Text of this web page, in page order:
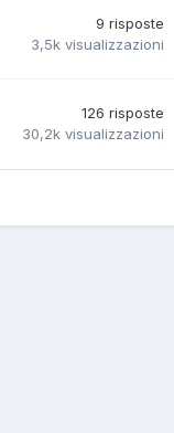
9 risposte
3,5k visualizzazioni
126 risposte
30,2k visualizzazioni